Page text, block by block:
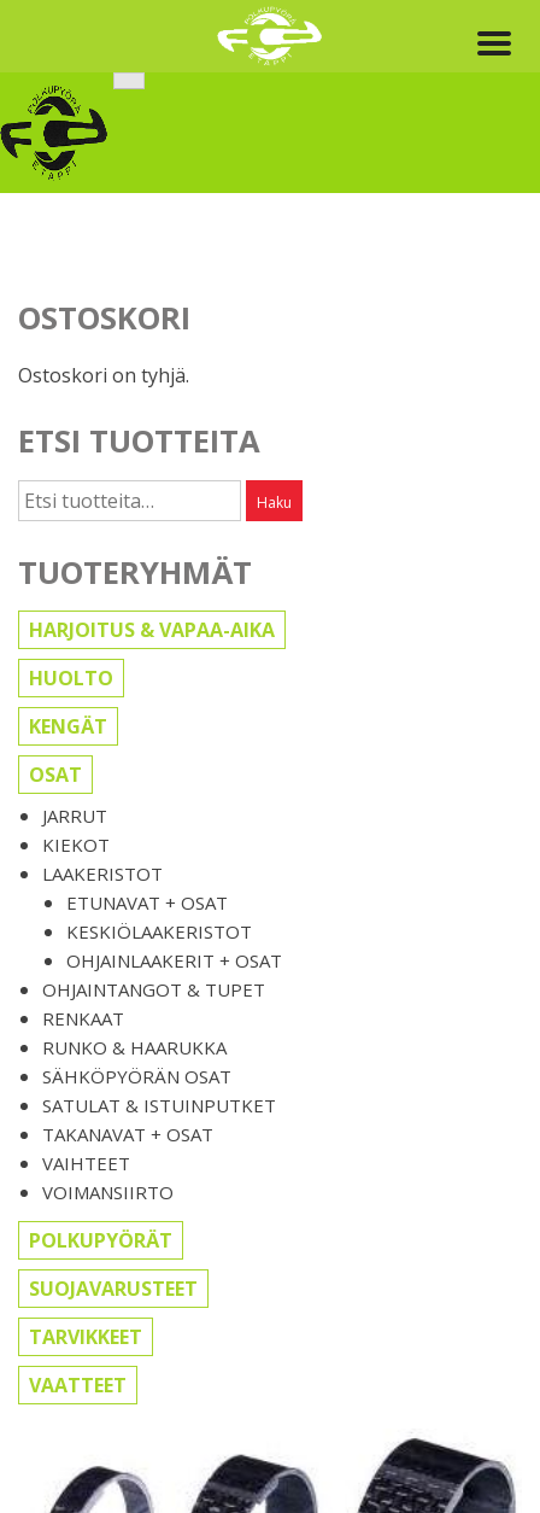
content
OSTOSKORI
Ostoskori on tyhjä.
ETSI TUOTTEITA
Etsi: Haku
TUOTERYHMÄT
HARJOITUS & VAPAA-AIKA
HUOLTO
KENGÄT
OSAT
JARRUT
KIEKOT
LAAKERISTOT
ETUNAVAT + OSAT
KESKIÖLAAKERISTOT
OHJAINLAAKERIT + OSAT
OHJAINTANGOT & TUPET
RENKAAT
RUNKO & HAARUKKA
SÄHKÖPYÖRÄN OSAT
SATULAT & ISTUINPUTKET
TAKANAVAT + OSAT
VAIHTEET
VOIMANSIIRTO
POLKUPYÖRÄT
SUOJAVARUSTEET
TARVIKKEET
VAATTEET